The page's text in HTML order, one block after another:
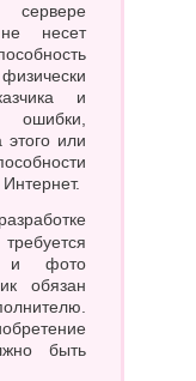
несет
и
ошибки,
или
и фото
обязан
быть